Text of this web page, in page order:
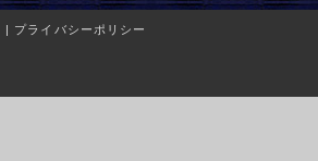
| プライバシーポリシー